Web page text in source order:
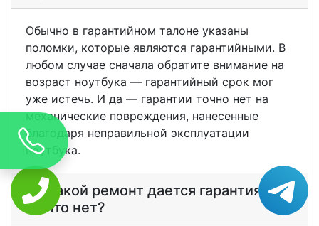
Обычно в гарантийном талоне указаны
поломки, которые являются гарантийными. В
любом случае сначала обратите внимание на
возраст ноутбука — гарантийный срок мог
уже истечь. И да — гарантии точно нет на
механические повреждения, нанесенные
благодаря неправильной эксплуатации
ноутбука.
На какой ремонт дается гарантия? А
на что нет?